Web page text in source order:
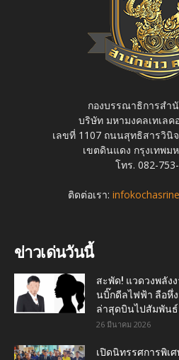
กองบรรณาธิการสำ
บริษัท มหามงคลเทเลค
เลขที่ 1107 ถนนสุทธิสารวินิ
เขตดินแดง กรุงเทพม
โทร. 082-
ติดต่อเรา:
ข่าวเด่นวันนี้
สะพัด! แวดวงพลัง
นบิ๊กดีลไฟฟ้า ลือหึ่
ล่าสุดบินไปสัมพันธ์
26 มีนาคม 2026
เปิดนิทรรศการพิเ